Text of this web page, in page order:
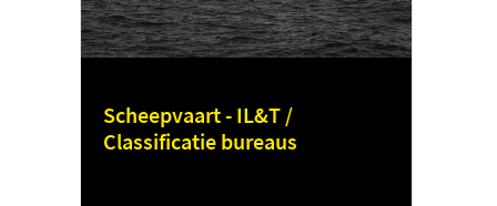
Scheepvaart - IL&T /
Classificatie bureaus